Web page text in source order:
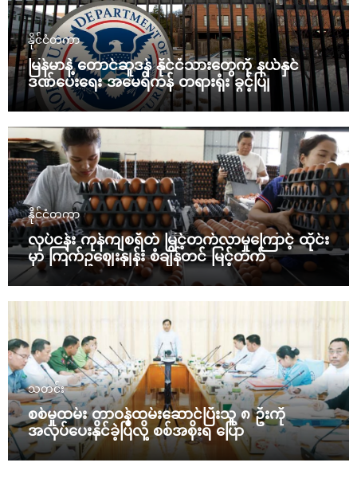
နိုင်ငံတကာ
မြန်မာနဲ့ တောင်ဆူဒန် နိုင်ငံသားတွေကို နယ်နှင်
ဒဏ်ပေးရေး အမေရိကန် တရားရုံး ခွင့်ပြု
နိုင်ငံတကာ
လုပ်ငန်း ကုန်ကျစရိတ် မြင့်တက်လာမှုကြောင့် ထိုင်း
မှာ ကြက်ဥဈေးနှုန်း စံချိန်တင် မြင့်တက်
သတင်း
စစ်မှုထမ်း တာဝန်ထမ်းဆောင်ပြီးသူ ၈ ဦးကို
အလုပ်ပေးနိုင်ခဲ့ပြီလို့ စစ်အစိုးရ ပြော